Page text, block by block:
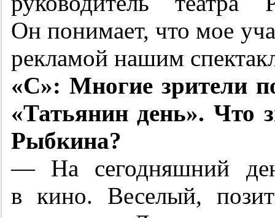
Он понимает, что мое
рекламой нашим
«С»: Многие зрители
«Татьянин день». Что
Рыбкина?
— На сегодняшний
в кино. Веселый,